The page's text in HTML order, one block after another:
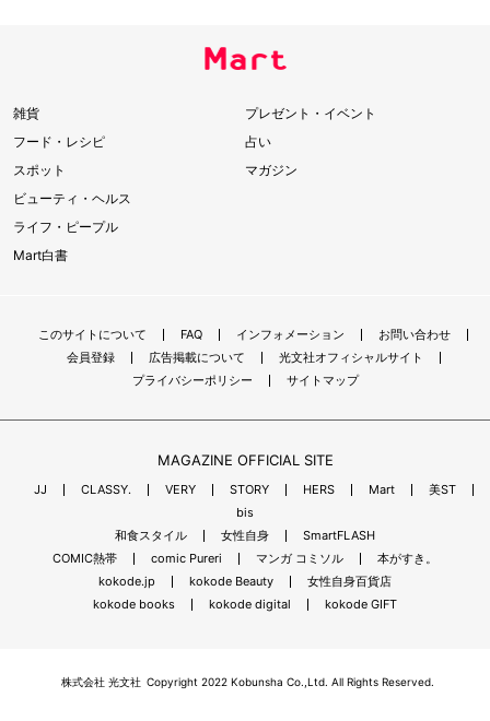
雑貨
フード・レシピ
スポット
ビューティ・ヘルス
ライフ・ピープル
Mart白書
プレゼント・イベント
占い
マガジン
このサイトについて FAQ インフォメーション
お問い合わせ
会員登録
広告掲載について
光文社オフィシャルサイト
プライバシーポリシー
サイトマップ
MAGAZINE OFFICIAL SITE
JJ CLASSY. VERY STORY HERS Mart
美ST
bis
和食スタイル
女性自身
SmartFLASH
COMIC熱帯
comic Pureri マンガ コミソル
本がすき。
kokode.jp
kokode Beauty
女性自身百貨店
kokode books
kokode digital kokode GIFT
株式会社 光文社 Copyright 2022 Kobunsha Co.,Ltd. All Rights Reserved.